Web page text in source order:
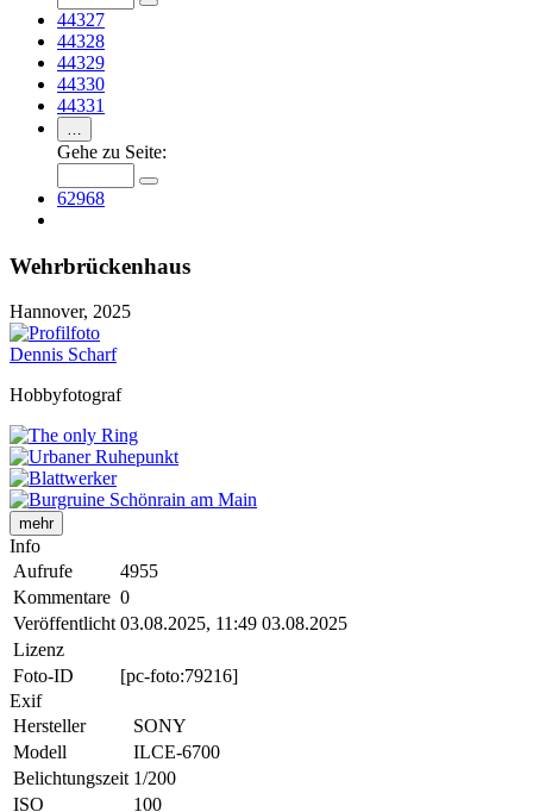
44327
44328
44329
44330
44331
…
Gehe zu Seite:
62968
Wehrbrückenhaus
Hannover, 2025
Dennis Scharf
Hobbyfotograf
mehr
Info
Aufrufe
4955
Kommentare 0
Veröffentlicht 03.08.2025, 11:49 03.08.2025
Lizenz
Foto-ID
[pc-foto:79216]
Exif
Hersteller
SONY
Modell
ILCE-6700
Belichtungszeit 1/200
ISO
100